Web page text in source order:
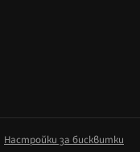
Настройки за бисквитки